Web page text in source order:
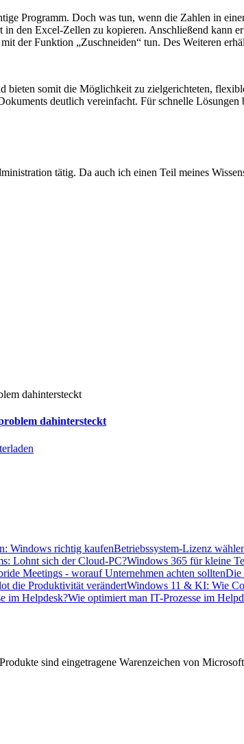
Programm. Doch was tun, wenn die Zahlen in
den Excel-Zellen zu kopieren. Anschließend kann
der Funktion „Zuschneiden“ tun. Des Weiteren
somit die Möglichkeit zu zielgerichteten,
deutlich vereinfacht. Für schnelle
tätig. Da auch ich einen Teil meines
dahintersteckt
Betriebssystem-Lizenz
Windows 365 für kleine
Die
Windows 11 & KI: Wie
Wie optimiert man IT-Prozesse im
sind eingetragene Warenzeichen von